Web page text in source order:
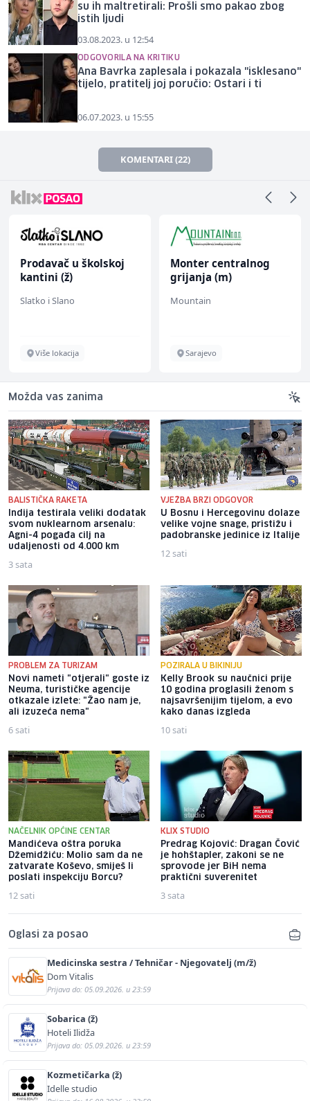
su ih maltretirali: Prošli smo pakao zbog
istih ljudi
03.08.2023. u 12:54
ODGOVORILA NA KRITIKU
Ana Bavrka zaplesala i pokazala "isklesano"
tijelo, pratitelj joj poručio: Ostari i ti
06.07.2023. u 15:55
KOMENTARI (22)
Prodavač u školskoj
kantini (ž)
Slatko i Slano
Više lokacija
Monter centralnog
grijanja (m)
Mountain
Sarajevo
Možda vas zanima
BALISTIČKA RAKETA
Indija testirala veliki dodatak
svom nuklearnom arsenalu:
Agni-4 pogađa cilj na
udaljenosti od 4.000 km
3 sata
VJEŽBA BRZI ODGOVOR
U Bosnu i Hercegovinu dolaze
velike vojne snage, pristižu i
padobranske jedinice iz Italije
12 sati
PROBLEM ZA TURIZAM
Novi nameti "otjerali" goste iz
Neuma, turističke agencije
otkazale izlete: "Žao nam je,
ali izuzeća nema"
6 sati
POZIRALA U BIKINIJU
Kelly Brook su naučnici prije
10 godina proglasili ženom s
najsavršenijim tijelom, a evo
kako danas izgleda
10 sati
NAČELNIK OPĆINE CENTAR
Mandićeva oštra poruka
Džemidžiću: Molio sam da ne
zatvarate Koševo, smiješ li
poslati inspekciju Borcu?
12 sati
KLIX STUDIO
Predrag Kojović: Dragan Čović
je hohštapler, zakoni se ne
sprovode jer BiH nema
praktični suverenitet
3 sata
Oglasi za posao
Medicinska sestra / Tehničar - Njegovatelj (m/ž)
Dom Vitalis
Prijava do: 05.09.2026. u 23:59
Sobarica (ž)
Hoteli Ilidža
Prijava do: 05.09.2026. u 23:59
Kozmetičarka (ž)
Idelle studio